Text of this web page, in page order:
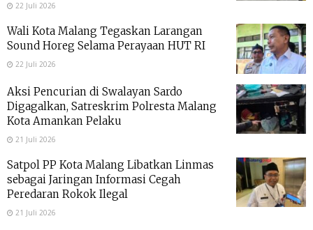
22 Juli 2026
Wali Kota Malang Tegaskan Larangan
Sound Horeg Selama Perayaan HUT RI
22 Juli 2026
Aksi Pencurian di Swalayan Sardo
Digagalkan, Satreskrim Polresta Malang
Kota Amankan Pelaku
21 Juli 2026
Satpol PP Kota Malang Libatkan Linmas
sebagai Jaringan Informasi Cegah
Peredaran Rokok Ilegal
21 Juli 2026